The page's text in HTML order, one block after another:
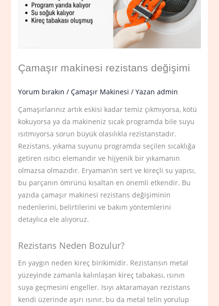
Çamaşır makinesi rezistans değişimi
Yorum bırakın /Çamaşır Makinesi / Yazan admin
Çamaşırlarınız artık eskisi kadar temiz çıkmıyorsa, kötü
kokuyorsa ya da makineniz sıcak programda bile suyu
ısıtmıyorsa sorun büyük olasılıkla rezistanstadır.
Rezistans, yıkama suyunu programda seçilen sıcaklığa
getiren ısıtıcı elemandır ve hijyenik bir yıkamanın
olmazsa olmazıdır. Eryaman’ın sert ve kireçli su yapısı,
bu parçanın ömrünü kısaltan en önemli etkendir. Bu
yazıda çamaşır makinesi rezistans değişiminin
nedenlerini, belirtilerini ve bakım yöntemlerini
detaylıca ele alıyoruz.
Rezistans Neden Bozulur?
En yaygın neden kireç birikimidir. Rezistansın metal
yüzeyinde zamanla kalınlaşan kireç tabakası, ısının
suya geçmesini engeller. Isıyı aktaramayan rezistans
kendi üzerinde aşırı ısınır, bu da metal telin yorulup